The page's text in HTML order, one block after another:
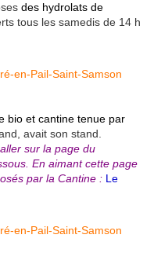
des hydrolats de
tous les samedis de 14 h
bio et cantine tenue par
avait son stand.
sur la page du
En aimant cette page
par la Cantine : Le